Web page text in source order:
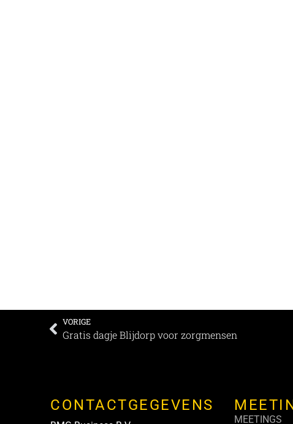
VORIGE
Gratis dagje Blijdorp voor zorgmensen
CONTACTGEGEVENS
MEETINGS